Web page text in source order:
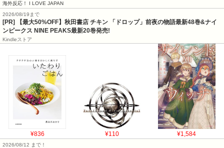
海外反応！ I LOVE JAPAN
2026/08/19まで
[PR] 【最大50%OFF】秋田書店 チキン 「ドロップ」前夜の物語最新48巻&ナイ
ンピークス NINE PEAKS最新20巻発売!
Kindleストア
¥836 ¥110 ¥1,584
2026/08/12 まで！